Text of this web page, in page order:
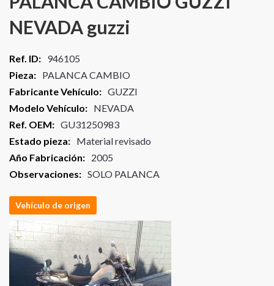
NEVADA guzzi
Más
información
946105
PALANCA CAMBIO
GUZZI
NEVADA
GU31250983
Material revisado
2005
SOLO PALANCA
Vehículo de origen
beginning
of
the
gallery